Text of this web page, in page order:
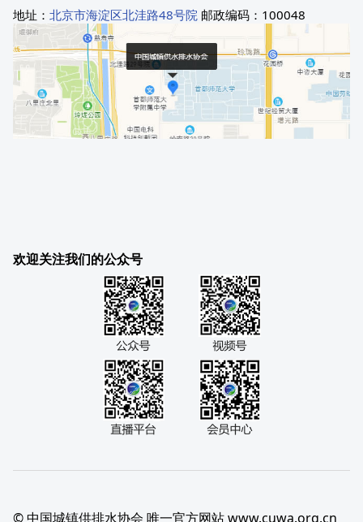
地址： 北京市海淀区北洼路48号院 邮政编码：100048
欢迎关注我们的公众号
© 中国城镇供排水协会 唯一官方网站 www.cuwa.org.cn